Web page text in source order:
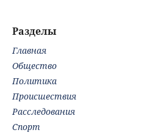
Разделы
Главная
Общество
Политика
Происшествия
Расследования
Спорт